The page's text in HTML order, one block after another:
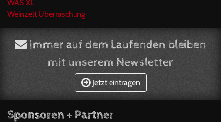
WAS XL
Weinzelt Überraschung
Immer auf dem Laufenden bleiben
mit unserem Newsletter
Jetzt eintragen
Sponsoren + Partner